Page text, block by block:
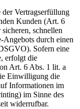
Vertragserfüllung
Kunden (Art. 6
schnellen
Angebots durch einen
Sofern eine
erfolgt die
Art. 6 Abs. 1 lit. a
Einwilligung die
Informationen im
im Sinne des
widerrufbar.